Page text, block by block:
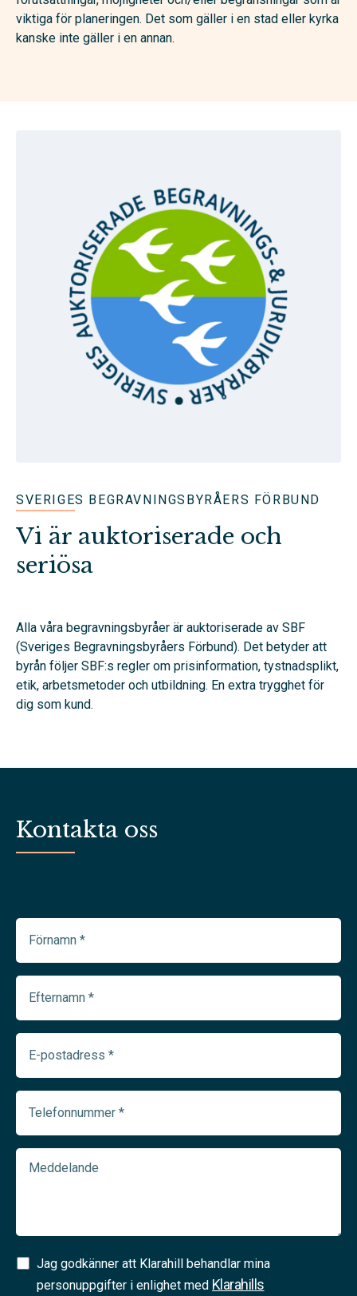
viktiga för planeringen. Det som gäller i en stad eller kyrka
kanske inte gäller i en annan.
SVERIGES BEGRAVNINGSBYRÅERS FÖRBUND
Vi är auktoriserade och
seriösa
Alla våra begravningsbyråer är auktoriserade av SBF
(Sveriges Begravningsbyråers Förbund). Det betyder att
byrån följer SBF:s regler om prisinformation, tystnadsplikt,
etik, arbetsmetoder och utbildning. En extra trygghet för
dig som kund.
Kontakta oss
Förnamn
(Required)
Efternamn
(Required)
E-
postadress
(Required)
Telefonnummer
(Required)
Meddelande
Samtycke
(Required)
Jag godkänner att Klarahill behandlar mina
personuppgifter i enlighet med Klarahills